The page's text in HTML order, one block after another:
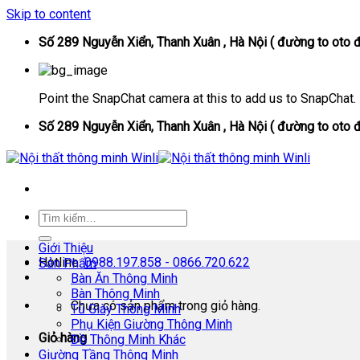
Skip to content
Số 289 Nguyễn Xiển, Thanh Xuân , Hà Nội ( đường to oto
Point the SnapChat camera at this to add us to SnapChat.
Số 289 Nguyễn Xiển, Thanh Xuân , Hà Nội ( đường to oto
Hotline:0988.197.858 - 0866.720.622
Chưa có sản phẩm trong giỏ hàng.
Giỏ hàng
Giới Thiệu
Sản Phẩm
Bàn Ăn Thông Minh
Bàn Thông Minh
Tủ Giày Thông Minh
Phụ Kiện Giường Thông Minh
Đồ Thông Minh Khác
Giường Tầng Thông Minh